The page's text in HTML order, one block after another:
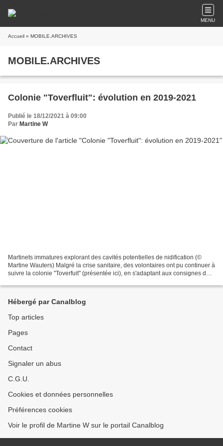
MENU
Accueil » MOBILE.ARCHIVES
MOBILE.ARCHIVES
Colonie "Toverfluit": évolution en 2019-2021
Publié le 18/12/2021 à 09:00
Par Martine W
Martinets immatures explorant des cavités potentielles de nidification (©
Martine Wauters) Malgré la crise sanitaire, des volontaires ont pu continuer à
suivre la colonie "Toverfuit" (présentée ici), en s'adaptant aux consignes du
Hébergé par Canalblog
Top articles
Pages
Contact
Signaler un abus
C.G.U.
Cookies et données personnelles
Préférences cookies
Voir le profil de Martine W sur le portail Canalblog